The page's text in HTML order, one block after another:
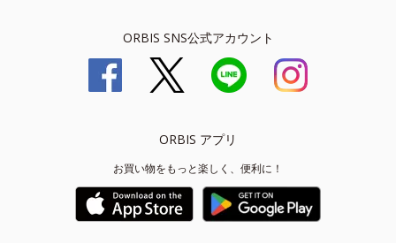
ORBIS SNS公式アカウント
ORBIS アプリ
お買い物をもっと楽しく、便利に！